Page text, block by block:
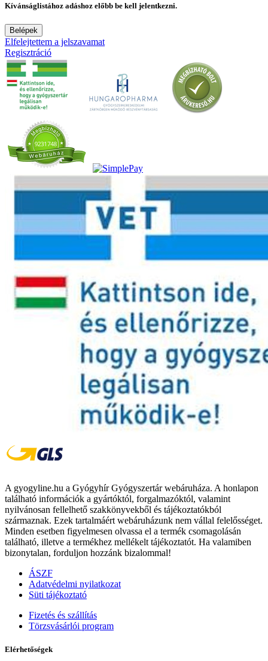
Kívánságlistához adáshoz előbb be kell jelentkezni.
Belépek
Elfelejtettem a jelszavamat
Regisztráció
A gyogyline.hu a Gyógyhír Gyógyszertár webáruháza. A honlapon
található információk a gyártóktól, forgalmazóktól, valamint
nyilvánosan fellelhető szakkönyvekből és tájékoztatókból
származnak. Ezek tartalmáért webáruházunk nem vállal felelősséget.
Minden esetben figyelmesen olvassa el a termék csomagolásán
található, illetve a termékhez mellékelt tájékoztatót. Ha valamiben
bizonytalan, forduljon hozzánk bizalommal!
ÁSZF
Adatvédelmi nyilatkozat
Süti tájékoztató
Fizetés és szállítás
Törzsvásárlói program
Elérhetőségek